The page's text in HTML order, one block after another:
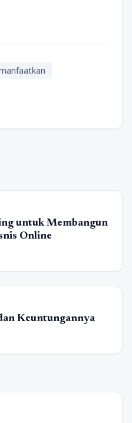
untuk Membangun
Online
Keuntungannya